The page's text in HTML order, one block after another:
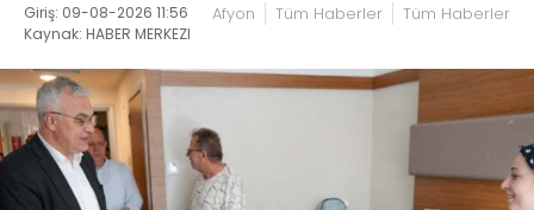
Giriş: 09-08-2026 11:56
Kaynak: HABER MERKEZI
Afyon Tüm Haberler Tüm Haberler